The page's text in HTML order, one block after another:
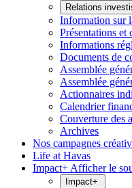
Relations
Information sur
Présentations et
Informations
Documents de
Assemblée
Assemblée
Actionnaires
Calendrier
Couverture des
Archives
Nos campagnes
Life at Havas
Impact+ Afficher le
Impact+